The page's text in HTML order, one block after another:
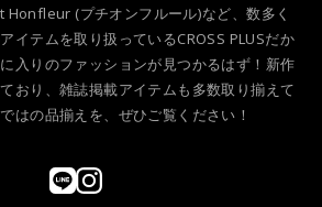
Honfleur (プチオンフルール)など、数多く
イテムを取り扱っているCROSS PLUSだか
入りのファッションが見つかるはず！新作
おり、雑誌掲載アイテムも多数取り揃えて
はの品揃えを、ぜひご覧ください！